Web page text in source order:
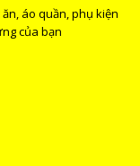
ăn, áo quần, phụ kiện
của bạn